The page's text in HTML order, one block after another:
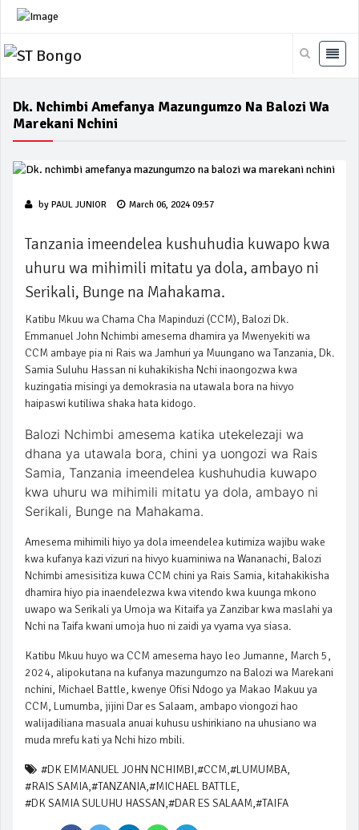
Dk. Nchimbi Amefanya Mazungumzo Na Balozi Wa
Marekani Nchini
by PAUL JUNIOR March 06, 2024 09:57
Tanzania imeendelea kushuhudia kuwapo kwa
uhuru wa mihimili mitatu ya dola, ambayo ni
Serikali, Bunge na Mahakama.
Katibu Mkuu wa Chama Cha Mapinduzi (CCM), Balozi Dk.
Emmanuel John Nchimbi amesema dhamira ya Mwenyekiti wa
CCM ambaye pia ni Rais wa Jamhuri ya Muungano wa Tanzania, Dk.
Samia Suluhu Hassan ni kuhakikisha Nchi inaongozwa kwa
kuzingatia misingi ya demokrasia na utawala bora na hivyo
haipaswi kutiliwa shaka hata kidogo.
Balozi Nchimbi amesema katika utekelezaji wa
dhana ya utawala bora, chini ya uongozi wa Rais
Samia, Tanzania imeendelea kushuhudia kuwapo
kwa uhuru wa mihimili mitatu ya dola, ambayo ni
Serikali, Bunge na Mahakama.
Amesema mihimili hiyo ya dola imeendelea kutimiza wajibu wake
kwa kufanya kazi vizuri na hivyo kuaminiwa na Wananachi, Balozi
Nchimbi amesisitiza kuwa CCM chini ya Rais Samia, kitahakikisha
dhamira hiyo pia inaendelezwa kwa vitendo kwa kuunga mkono
uwapo wa Serikali ya Umoja wa Kitaifa ya Zanzibar kwa maslahi ya
Nchi na Taifa kwani umoja huo ni zaidi ya vyama vya siasa.
Katibu Mkuu huyo wa CCM amesema hayo leo Jumanne, March 5,
2024, alipokutana na kufanya mazungumzo na Balozi wa Marekani
nchini, Michael Battle, kwenye Ofisi Ndogo ya Makao Makuu ya
CCM, Lumumba, jijini Dar es Salaam, ambapo viongozi hao
walijadiliana masuala anuai kuhusu ushirikiano na uhusiano wa
muda mrefu kati ya Nchi hizo mbili.
#DK EMMANUEL JOHN NCHIMBI,#CCM,#LUMUMBA,
#RAIS SAMIA,#TANZANIA,#MICHAEL BATTLE,
#DK SAMIA SULUHU HASSAN,#DAR ES SALAAM,#TAIFA